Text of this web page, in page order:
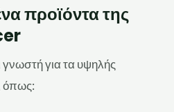
προϊόντα της
για τα υψηλής
όπως: